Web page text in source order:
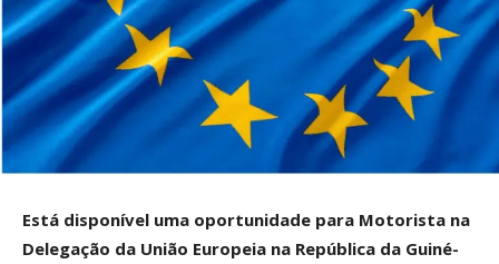
Está disponível uma oportunidade para Motorista na
Delegação da União Europeia na República da Guiné-